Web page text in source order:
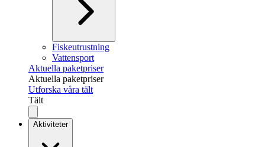
Fiskeutrustning
Vattensport
Aktuella paketpriser
Aktuella paketpriser
Utforska våra tält
Tält
Aktiviteter